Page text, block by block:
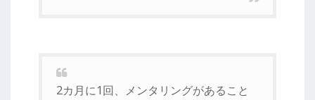
2カ月に1回、メンタリングがあること